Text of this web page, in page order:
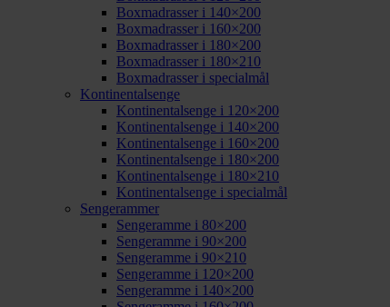
Boxmadrasser i 140×200
Boxmadrasser i 160×200
Boxmadrasser i 180×200
Boxmadrasser i 180×210
Boxmadrasser i specialmål
Kontinentalsenge
Kontinentalsenge i 120×200
Kontinentalsenge i 140×200
Kontinentalsenge i 160×200
Kontinentalsenge i 180×200
Kontinentalsenge i 180×210
Kontinentalsenge i specialmål
Sengerammer
Sengeramme i 80×200
Sengeramme i 90×200
Sengeramme i 90×210
Sengeramme i 120×200
Sengeramme i 140×200